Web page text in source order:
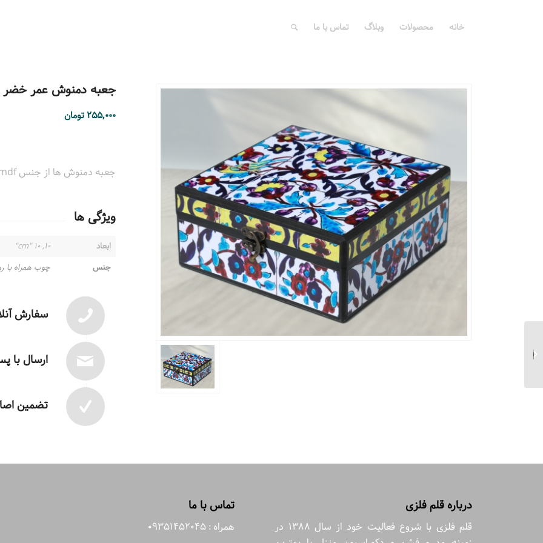
خانه محصولات وبلاگ تماس با ما
جعبه دمنوش عمر خضر
۲۵۵,۰۰۰ تومان
جعبه دمنوش ها از جنس mdf و قابل شستشو با دستمال نم دار می باشند.
ویژگی ها
ابعاد
۱۰, ۱۰ "cm"
جنس
چوب همراه با
سفارش
ارسال با
تضمین
درباره قلم فلزی
قلم فلزی با شروع فعالیت خود از سال 1388 در
تماس با ما
همراه : 09351452045